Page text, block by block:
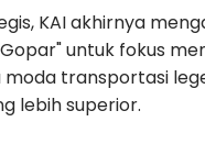
KAI akhirnya
untuk fokus
moda transportasi
lebih superior.